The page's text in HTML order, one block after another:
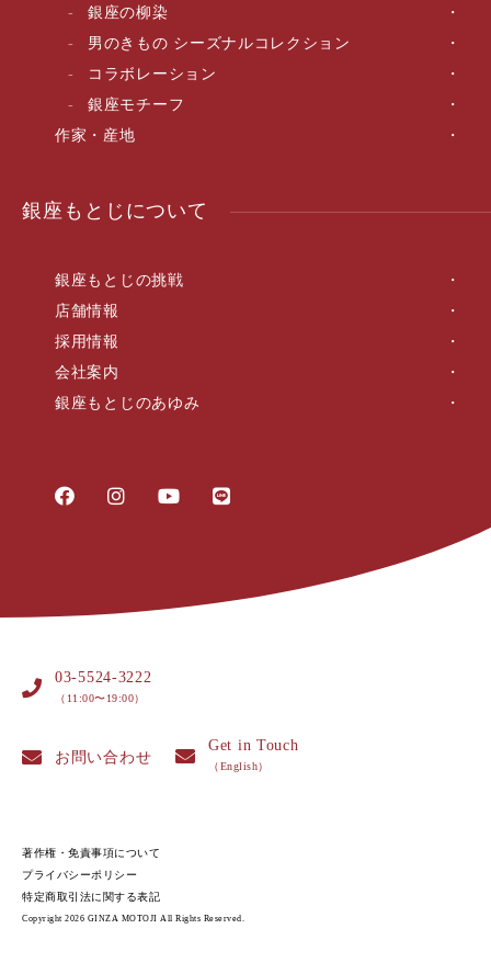
銀座の柳染
男のきもの シーズナルコレクション
コラボレーション
銀座モチーフ
作家・産地
銀座もとじについて
銀座もとじの挑戦
店舗情報
採用情報
会社案内
銀座もとじのあゆみ
03-5524-3222
（11:00〜19:00）
お問い合わせ
Get in Touch
（English）
著作権・免責事項について
プライバシーポリシー
特定商取引法に関する表記
Copyright 2026 GINZA MOTOJI All Rights Reserved.